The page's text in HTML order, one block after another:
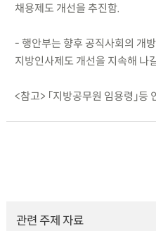
채용제도 개선을 추진함.
- 행안부는 향후 공직사회의 개
지방인사제도 개선을 지속해 나
<참고> 「지방공무원 임용령」
관련 주제 자료